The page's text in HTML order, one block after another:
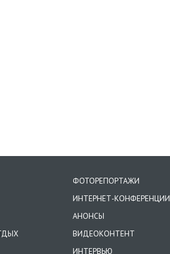
ФОТОРЕПОРТАЖИ
ИНТЕРНЕТ-КОНФЕРЕНЦИИ
АНОНСЫ
ВИДЕОКОНТЕНТ
ИНТЕРВЬЮ